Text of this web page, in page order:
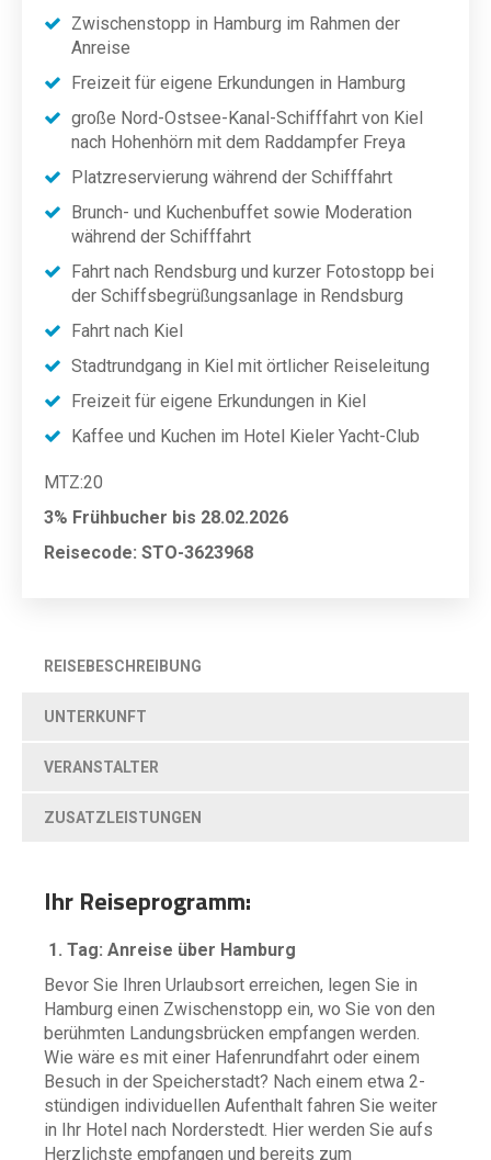
Zwischenstopp in Hamburg im Rahmen der
Anreise
Freizeit für eigene Erkundungen in Hamburg
große Nord-Ostsee-Kanal-Schifffahrt von Kiel
nach Hohenhörn mit dem Raddampfer Freya
Platzreservierung während der Schifffahrt
Brunch- und Kuchenbuffet sowie Moderation
während der Schifffahrt
Fahrt nach Rendsburg und kurzer Fotostopp bei
der Schiffsbegrüßungsanlage in Rendsburg
Fahrt nach Kiel
Stadtrundgang in Kiel mit örtlicher Reiseleitung
Freizeit für eigene Erkundungen in Kiel
Kaffee und Kuchen im Hotel Kieler Yacht-Club
MTZ:20
3% Frühbucher bis 28.02.2026
Reisecode: STO-3623968
REISEBESCHREIBUNG
UNTERKUNFT
VERANSTALTER
ZUSATZLEISTUNGEN
Ihr Reiseprogramm:
1. Tag: Anreise über Hamburg
Bevor Sie Ihren Urlaubsort erreichen, legen Sie in
Hamburg einen Zwischenstopp ein, wo Sie von den
berühmten Landungsbrücken empfangen werden.
Wie wäre es mit einer Hafenrundfahrt oder einem
Besuch in der Speicherstadt? Nach einem etwa 2-
stündigen individuellen Aufenthalt fahren Sie weiter
in Ihr Hotel nach Norderstedt. Hier werden Sie aufs
Herzlichste empfangen und bereits zum